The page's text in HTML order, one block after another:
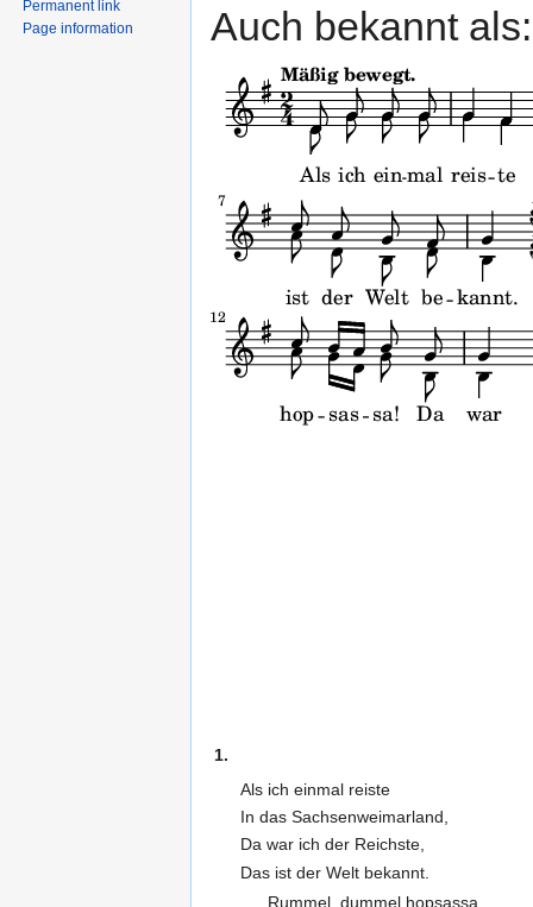
Auch bekannt
1.
Als ich einmal reiste
In das Sachsenweimarland,
Da war ich der Reichste,
Das ist der Welt bekannt.
Rummel, dummel hopsassa,
Permanent link
Page information